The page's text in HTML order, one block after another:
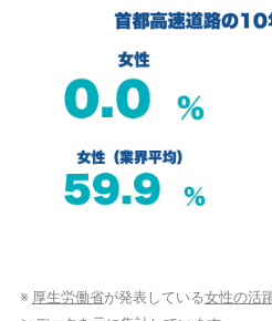
※ 厚生労働省が発表している女性の活